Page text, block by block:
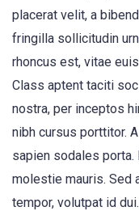
placerat velit, a
fringilla sollicitudin
rhoncus est, vitae
Class aptent taciti
nostra, per inceptos
nibh cursus porttitor.
sapien sodales
molestie mauris. Sed
tempor, volutpat id